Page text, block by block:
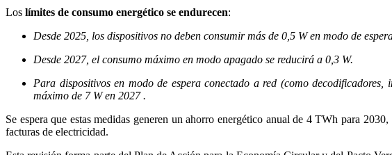
Los límites de consumo energético se endurecen:
Desde 2025, los dispositivos no deben consumir más de 0,5 W en modo de
Desde 2027, el consumo máximo en modo apagado se reducirá a 0,3 W.
Para dispositivos en modo de espera conectado a red (como
máximo de 7 W en 2027 .
Se espera que estas medidas generen un ahorro energético anual de 4 TWh para
facturas de electricidad.